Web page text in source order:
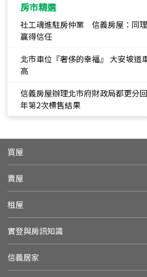
房市精選
社工魂進駐房仲業 信義房屋：同
贏得信任
北市車位『奢侈的幸福』 大安坡道
高
信義房屋辦理北市府財政局都更分
年第2次標售結果
買屋
賣屋
租屋
實登與房訊知識
信義居家